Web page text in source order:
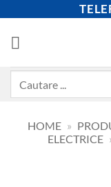
content
HOME »
ELECTRICE